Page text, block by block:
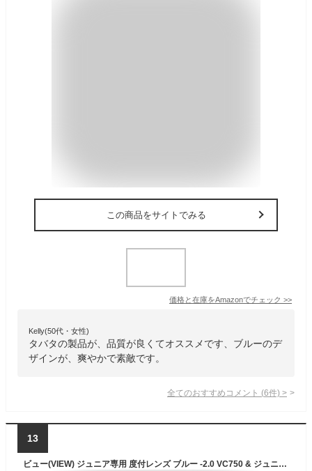
この商品をサイトでみる
価格と在庫をAmazonでチェック >>
Kelly(50代・女性)
タバタの製品が、品質が良くてオススメです、ブルーのデ
ザインが、爽やかで素敵です。
全てのおすすめコメント (6件) >
13
ビュー(VIEW) ジュニア専用 度付レンズ ブルー -2.0 VC750 & ジュニア専用 パーツキット ブルー VPS741J【セット買い】